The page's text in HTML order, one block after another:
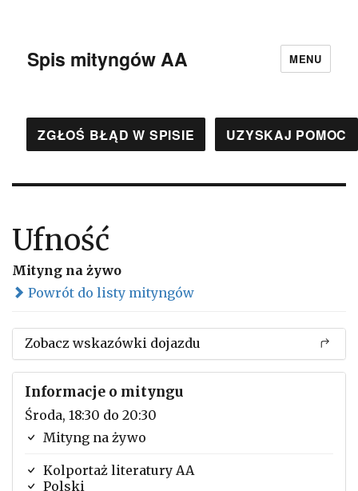
Spis mityngów AA MENU
ZGŁOŚ BŁĄD W SPISIE UZYSKAJ POMOC
Ufność
Mityng na żywo
Powrót do listy mityngów
Zobacz wskazówki dojazdu
Informacje o mityngu
Środa, 18:30 do 20:30
Mityng na żywo
Kolportaż literatury AA
Polski